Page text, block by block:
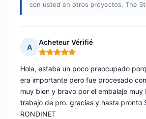
con usted en otros proyectos, The
A
Acheteur Vérifié
Nota: 5 de 5
Hola, estaba un poco preocupado
era importante pero fue procesado
muy bien y bravo por el embalaje muy
trabajo de pro. gracias y hasta pronto
RONDINET